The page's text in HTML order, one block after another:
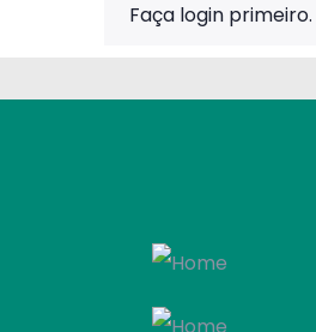
Faça login primeiro.